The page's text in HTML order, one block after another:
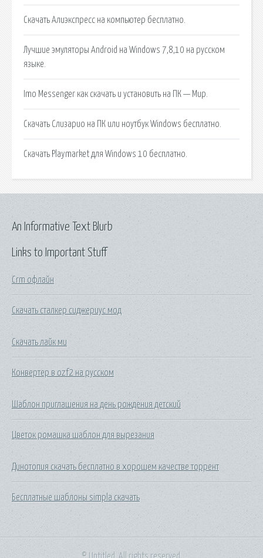
Скачать Алиэкспресс на компьютер бесплатно.
Лучшие эмуляторы Android на Windows 7,8,10 на русском
языке.
Imo Messenger как скачать и установить на ПК — Мир.
Скачать Слизарио на ПК или ноутбук Windows бесплатно.
Скачать Playmarket для Windows 10 бесплатно.
Links to Important Stuff
Crm офлайн
Скачать сталкер сиджериус мод
Скачать лайк ми
Конвертер в ozf2 на русском
Шаблон приглашения на день рождения детский
Цветок ромашка шаблон для вырезания
Динотопия скачать бесплатно в хорошем качестве торрент
Бесплатные шаблоны simpla скачать
An Informative Text Blurb
© Untitled. All rights reserved.